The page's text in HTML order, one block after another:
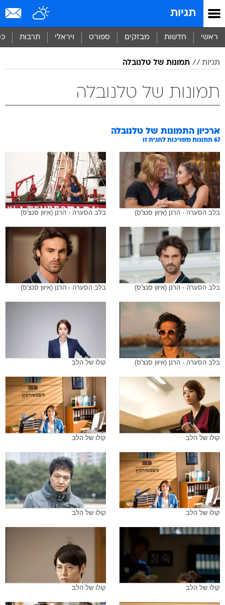
תגיות
ראשי חדשות מבזקים ספורט ויראלי תרבות
תגיות תמונות של טלנובלה
תמונות של טלנובלה
ארכיון התמונות של טלנובלה
67 תמונות משויכות לתגית זו
בלב הסערה - הרנן (איוון סנצ'ס) בלב הסערה - הרנן (איוון סנצ'ס)
בלב הסערה - הרנן (איוון סנצ'ס) בלב הסערה - הרנן (איוון סנצ'ס)
בלב הסערה - הרנן (איוון סנצ'ס) קולו של הלב
קולו של הלב קולו של הלב
קולו של הלב קולו של הלב
קולו של הלב קולו של הלב